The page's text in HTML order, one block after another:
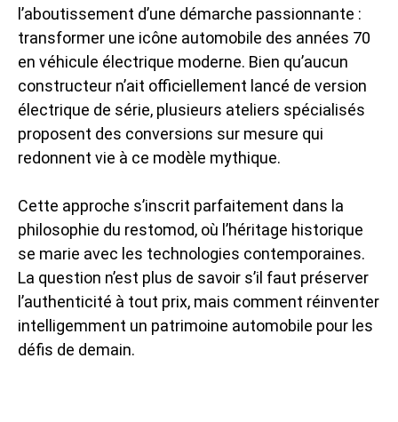
l’aboutissement d’une démarche passionnante :
transformer une icône automobile des années 70
en véhicule électrique moderne. Bien qu’aucun
constructeur n’ait officiellement lancé de version
électrique de série, plusieurs ateliers spécialisés
proposent des conversions sur mesure qui
redonnent vie à ce modèle mythique.
Cette approche s’inscrit parfaitement dans la
philosophie du restomod, où l’héritage historique
se marie avec les technologies contemporaines.
La question n’est plus de savoir s’il faut préserver
l’authenticité à tout prix, mais comment réinventer
intelligemment un patrimoine automobile pour les
défis de demain.